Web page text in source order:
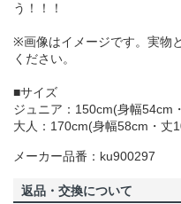
う！！！
※画像はイメージです。実物
ください。
■サイズ
ジュニア：150cm(身幅54cm
大人：170cm(身幅58cm・丈
メーカー品番：ku900297
返品・交換について